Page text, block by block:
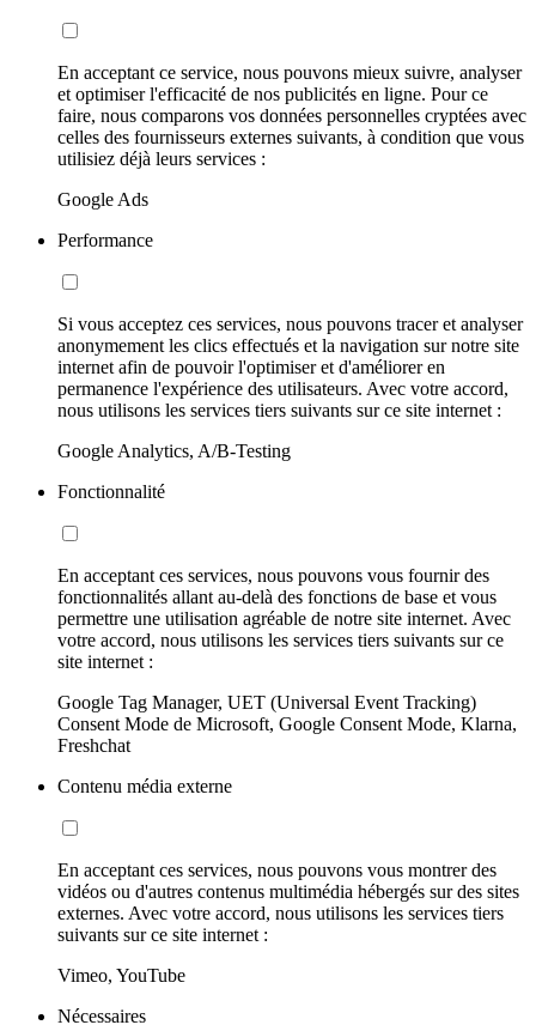
En acceptant ce service, nous pouvons mieux suivre, analyser
et optimiser l'efficacité de nos publicités en ligne. Pour ce
faire, nous comparons vos données personnelles cryptées avec
celles des fournisseurs externes suivants, à condition que vous
utilisiez déjà leurs services :
Google Ads
Performance
Si vous acceptez ces services, nous pouvons tracer et analyser
anonymement les clics effectués et la navigation sur notre site
internet afin de pouvoir l'optimiser et d'améliorer en
permanence l'expérience des utilisateurs. Avec votre accord,
nous utilisons les services tiers suivants sur ce site internet :
Google Analytics, A/B-Testing
Fonctionnalité
En acceptant ces services, nous pouvons vous fournir des
fonctionnalités allant au-delà des fonctions de base et vous
permettre une utilisation agréable de notre site internet. Avec
votre accord, nous utilisons les services tiers suivants sur ce
site internet :
Google Tag Manager, UET (Universal Event Tracking)
Consent Mode de Microsoft, Google Consent Mode, Klarna,
Freshchat
Contenu média externe
En acceptant ces services, nous pouvons vous montrer des
vidéos ou d'autres contenus multimédia hébergés sur des sites
externes. Avec votre accord, nous utilisons les services tiers
suivants sur ce site internet :
Vimeo, YouTube
Nécessaires